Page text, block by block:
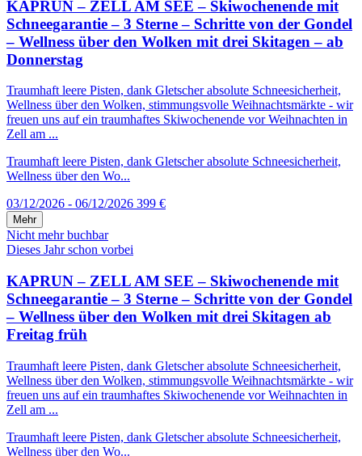
KAPRUN – ZELL AM SEE – Skiwochenende mit
Schneegarantie – 3 Sterne – Schritte von der Gondel
– Wellness über den Wolken mit drei Skitagen – ab
Donnerstag
Traumhaft leere Pisten, dank Gletscher absolute Schneesicherheit,
Wellness über den Wolken, stimmungsvolle Weihnachtsmärkte - wir
freuen uns auf ein traumhaftes Skiwochenende vor Weihnachten in
Zell am ...
Traumhaft leere Pisten, dank Gletscher absolute Schneesicherheit,
Wellness über den Wo...
03/12/2026 - 06/12/2026 399 €
Mehr
Nicht mehr buchbar
Dieses Jahr schon vorbei
KAPRUN – ZELL AM SEE – Skiwochenende mit
Schneegarantie – 3 Sterne – Schritte von der Gondel
– Wellness über den Wolken mit drei Skitagen ab
Freitag früh
Traumhaft leere Pisten, dank Gletscher absolute Schneesicherheit,
Wellness über den Wolken, stimmungsvolle Weihnachtsmärkte - wir
freuen uns auf ein traumhaftes Skiwochenende vor Weihnachten in
Zell am ...
Traumhaft leere Pisten, dank Gletscher absolute Schneesicherheit,
Wellness über den Wo...